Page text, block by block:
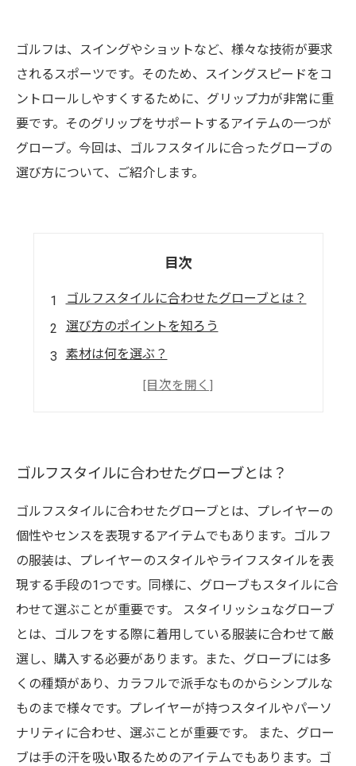
ゴルフは、スイングやショットなど、様々な技術が要求
されるスポーツです。そのため、スイングスピードをコ
ントロールしやすくするために、グリップ力が非常に重
要です。そのグリップをサポートするアイテムの一つが
グローブ。今回は、ゴルフスタイルに合ったグローブの
選び方について、ご紹介します。
目次
ゴルフスタイルに合わせたグローブとは？
選び方のポイントを知ろう
素材は何を選ぶ？
サイズの測り方と選び方
ゴルフスタイルに合わせたグローブとは？
ゴルフスタイルに合わせたグローブとは、プレイヤーの
個性やセンスを表現するアイテムでもあります。ゴルフ
の服装は、プレイヤーのスタイルやライフスタイルを表
現する手段の1つです。同様に、グローブもスタイルに合
わせて選ぶことが重要です。 スタイリッシュなグローブ
とは、ゴルフをする際に着用している服装に合わせて厳
選し、購入する必要があります。また、グローブには多
くの種類があり、カラフルで派手なものからシンプルな
ものまで様々です。プレイヤーが持つスタイルやパーソ
ナリティに合わせ、選ぶことが重要です。 また、グロー
ブは手の汗を吸い取るためのアイテムでもあります。ゴ